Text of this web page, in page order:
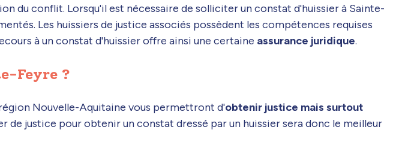
du conflit. Lorsqu'il est nécessaire de solliciter un constat d'huissier à Sainte-
Les huissiers de justice associés possèdent les compétences requises
à un constat d'huissier offre ainsi une certaine assurance juridique.
Feyre ?
Nouvelle-Aquitaine vous permettront d'obtenir justice mais surtout
de justice pour obtenir un constat dressé par un huissier sera donc le meilleur